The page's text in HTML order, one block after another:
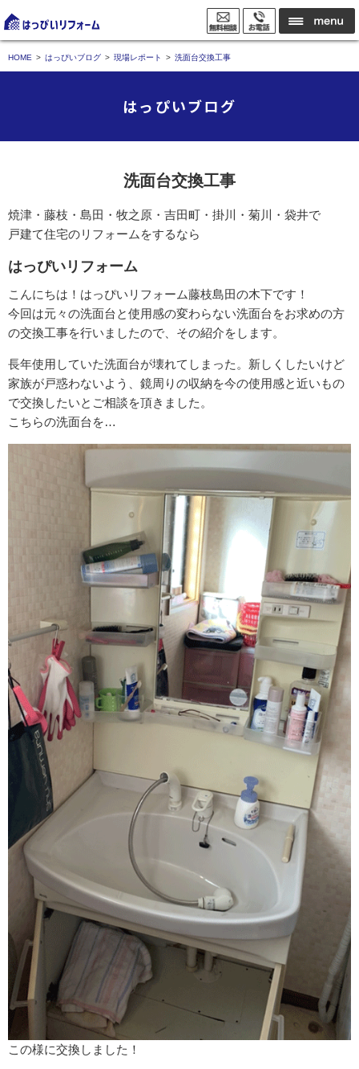
HOME はっぴいブログ 現場レポート 洗面台交換工事
はっぴいブログ
洗面台交換工事
焼津・藤枝・島田・牧之原・吉田町・掛川・菊川・袋井で
戸建て住宅のリフォームをするなら
はっぴいリフォーム
こんにちは！はっぴいリフォーム藤枝島田の木下です！
今回は元々の洗面台と使用感の変わらない洗面台をお求めの方
の交換工事を行いましたので、その紹介をします。
長年使用していた洗面台が壊れてしまった。新しくしたいけど
家族が戸惑わないよう、鏡周りの収納を今の使用感と近いもの
で交換したいとご相談を頂きました。
こちらの洗面台を…
この様に交換しました！